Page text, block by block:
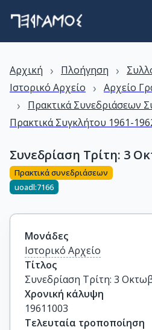
Αρχική › Πλοήγηση ›
Ιστορικό Αρχείο › Αρχείο
› Πρακτικά Συνεδριάσεων
Πρακτικά Συγκλήτου 1961-
Συνεδρίαση Τρίτη: 3
Πρακτικά συνεδριάσεων
uoadl:7166
Μονάδες
Ιστορικό Αρχείο
Τίτλος
Συνεδρίαση Τρίτη: 3
Χρονική κάλυψη
19611003
Τελευταία τροποποίηση